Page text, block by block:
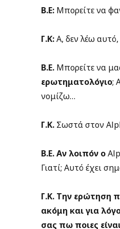
Β.Ε: Μπορείτε να
Γ.Κ:Α, δεν λέω
Β.Ε. Μπορείτε να
ερωτηματολόγιο;
νομίζω…
Γ.Κ. Σωστά στον
Β.Ε. Αν λοιπόν ο
Γιατί; Αυτό έχει
Γ.Κ. Την ερώτηση
ακόμη και για
σας πω ποιες